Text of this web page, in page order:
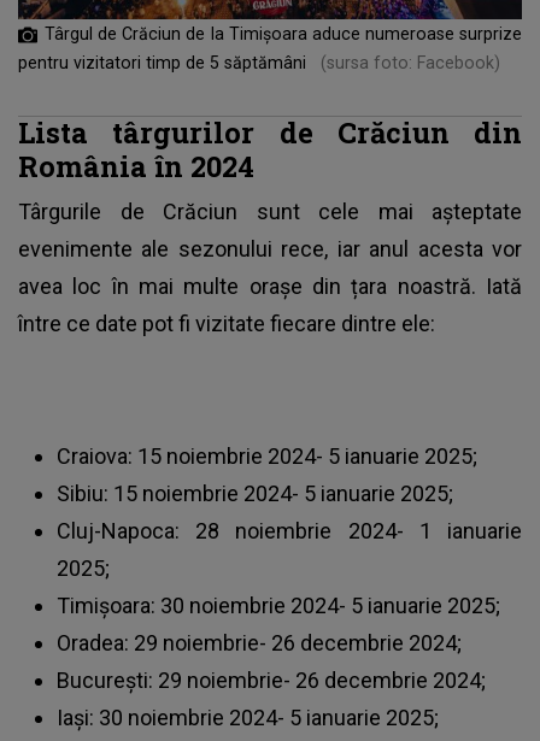
Târgul de Crăciun de la Timișoara aduce numeroase surprize
pentru vizitatori timp de 5 săptămâni
(sursa foto: Facebook)
Lista târgurilor de Crăciun din
România în 2024
Târgurile de Crăciun sunt cele mai așteptate
evenimente ale sezonului rece, iar anul acesta vor
avea loc în mai multe orașe din țara noastră. Iată
între ce date pot fi vizitate fiecare dintre ele:
Craiova: 15 noiembrie 2024- 5 ianuarie 2025;
Sibiu: 15 noiembrie 2024- 5 ianuarie 2025;
Cluj-Napoca: 28 noiembrie 2024- 1 ianuarie
2025;
Timișoara: 30 noiembrie 2024- 5 ianuarie 2025;
Oradea: 29 noiembrie- 26 decembrie 2024;
București: 29 noiembrie- 26 decembrie 2024;
Iași: 30 noiembrie 2024- 5 ianuarie 2025;